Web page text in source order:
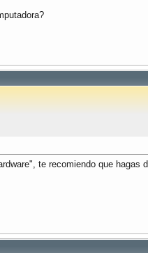
te recomiendo que hagas